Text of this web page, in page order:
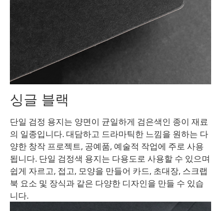
싱글 블랙
단일 검정 용지는 양면이 균일하게 검은색인 종이 재료
의 일종입니다. 대담하고 드라마틱한 느낌을 원하는 다
양한 창작 프로젝트, 공예품, 예술적 작업에 주로 사용
됩니다. 단일 검정색 용지는 다용도로 사용할 수 있으며
쉽게 자르고, 접고, 모양을 만들어 카드, 초대장, 스크랩
북 요소 및 장식과 같은 다양한 디자인을 만들 수 있습
니다.